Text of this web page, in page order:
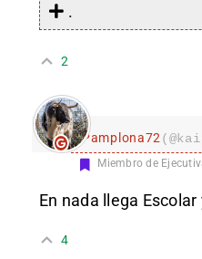
.
2
Pamplona72
Miembro de
En nada llega
4